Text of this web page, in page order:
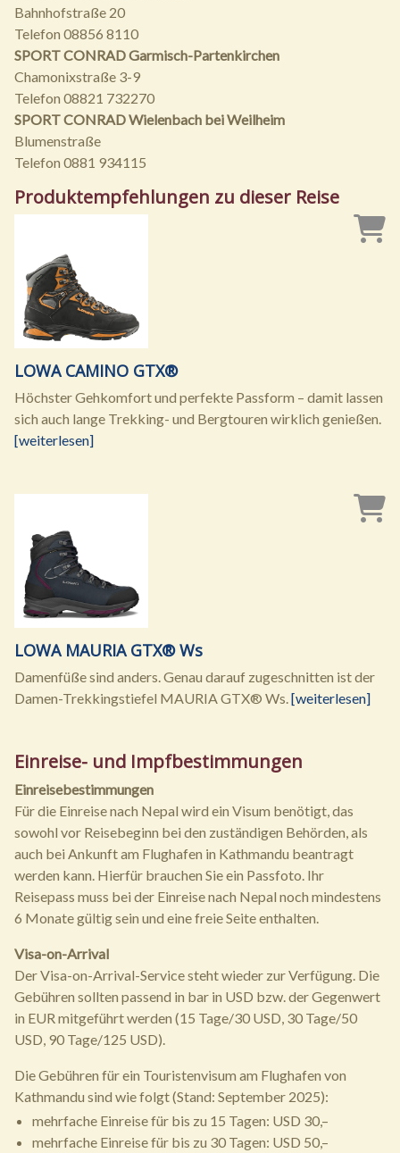
Bahnhofstraße 20
Telefon 08856 8110
SPORT CONRAD Garmisch-Partenkirchen
Chamonixstraße 3-9
Telefon 08821 732270
SPORT CONRAD Wielenbach bei Weilheim
Blumenstraße
Telefon 0881 934115
Produktempfehlungen zu dieser Reise
LOWA CAMINO GTX®
Höchster Gehkomfort und perfekte Passform – damit lassen
sich auch lange Trekking- und Bergtouren wirklich genießen.
[weiterlesen]
LOWA MAURIA GTX® Ws
Damenfüße sind anders. Genau darauf zugeschnitten ist der
Damen-Trekkingstiefel MAURIA GTX® Ws.[weiterlesen]
Einreise- und Impfbestimmungen
Einreisebestimmungen
Für die Einreise nach Nepal wird ein Visum benötigt, das
sowohl vor Reisebeginn bei den zuständigen Behörden, als
auch bei Ankunft am Flughafen in Kathmandu beantragt
werden kann. Hierfür brauchen Sie ein Passfoto. Ihr
Reisepass muss bei der Einreise nach Nepal noch mindestens
6 Monate gültig sein und eine freie Seite enthalten.
Visa-on-Arrival
Der Visa-on-Arrival-Service steht wieder zur Verfügung. Die
Gebühren sollten passend in bar in USD bzw. der Gegenwert
in EUR mitgeführt werden (15 Tage/30 USD, 30 Tage/50
USD, 90 Tage/125 USD).
Die Gebühren für ein Touristenvisum am Flughafen von
Kathmandu sind wie folgt (Stand: September 2025):
mehrfache Einreise für bis zu 15 Tagen: USD 30,–
mehrfache Einreise für bis zu 30 Tagen: USD 50,–